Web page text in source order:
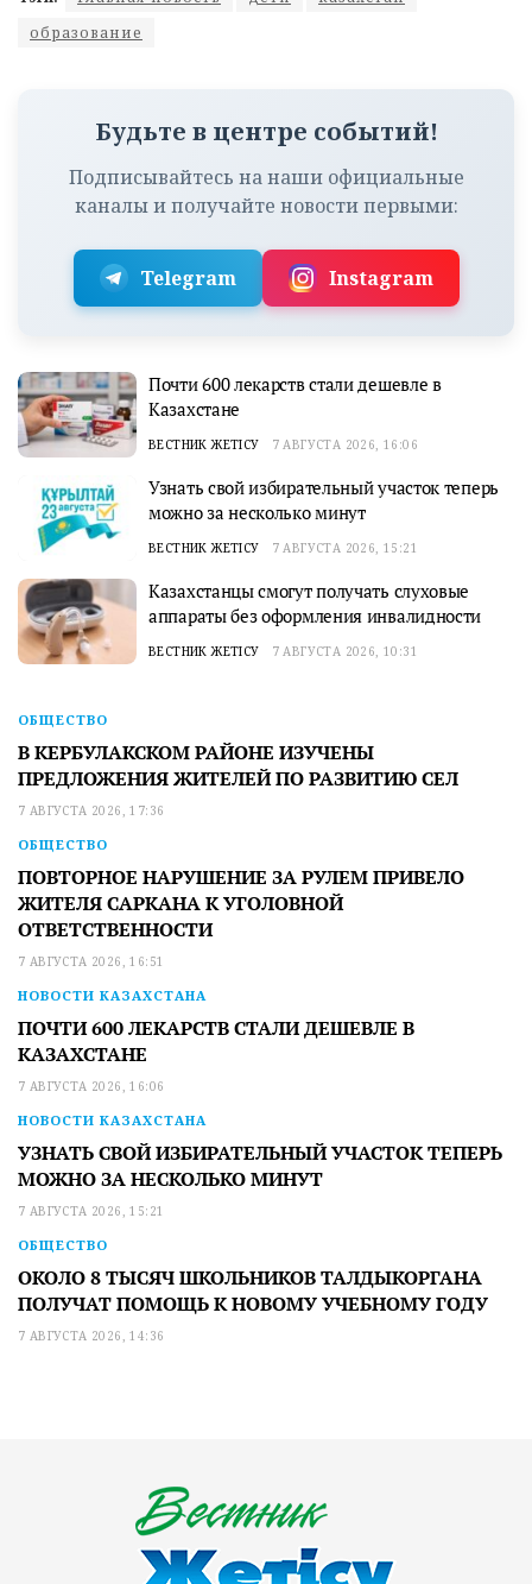
образование
Будьте в центре событий!
Подписывайтесь на наши официальные
каналы и получайте новости первыми:
Telegram Instagram
Почти 600 лекарств стали дешевле в
Казахстане
ВЕСТНИК ЖЕТІСУ 7 АВГУСТА 2026, 16:06
Узнать свой избирательный участок теперь
можно за несколько минут
ВЕСТНИК ЖЕТІСУ 7 АВГУСТА 2026, 15:21
Казахстанцы смогут получать слуховые
аппараты без оформления инвалидности
ВЕСТНИК ЖЕТІСУ 7 АВГУСТА 2026, 10:31
ОБЩЕСТВО
В КЕРБУЛАКСКОМ РАЙОНЕ ИЗУЧЕНЫ
ПРЕДЛОЖЕНИЯ ЖИТЕЛЕЙ ПО РАЗВИТИЮ СЕЛ
7 АВГУСТА 2026, 17:36
ОБЩЕСТВО
ПОВТОРНОЕ НАРУШЕНИЕ ЗА РУЛЕМ ПРИВЕЛО
ЖИТЕЛЯ САРКАНА К УГОЛОВНОЙ
ОТВЕТСТВЕННОСТИ
7 АВГУСТА 2026, 16:51
НОВОСТИ КАЗАХСТАНА
ПОЧТИ 600 ЛЕКАРСТВ СТАЛИ ДЕШЕВЛЕ В
КАЗАХСТАНЕ
7 АВГУСТА 2026, 16:06
НОВОСТИ КАЗАХСТАНА
УЗНАТЬ СВОЙ ИЗБИРАТЕЛЬНЫЙ УЧАСТОК ТЕПЕРЬ
МОЖНО ЗА НЕСКОЛЬКО МИНУТ
7 АВГУСТА 2026, 15:21
ОБЩЕСТВО
ОКОЛО 8 ТЫСЯЧ ШКОЛЬНИКОВ ТАЛДЫКОРГАНА
ПОЛУЧАТ ПОМОЩЬ К НОВОМУ УЧЕБНОМУ ГОДУ
7 АВГУСТА 2026, 14:36